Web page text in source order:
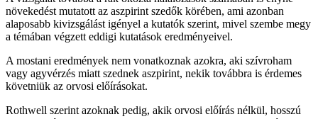
növekedést mutatott az aszpirint szedők körében, ami azonban
alaposabb kivizsgálást igényel a kutatók szerint, mivel szembe megy
a témában végzett eddigi kutatások eredményeivel.
A mostani eredmények nem vonatkoznak azokra, aki szívroham
vagy agyvérzés miatt szednek aszpirint, nekik továbbra is érdemes
követniük az orvosi előírásokat.
Rothwell szerint azoknak pedig, akik orvosi előírás nélkül, hosszú